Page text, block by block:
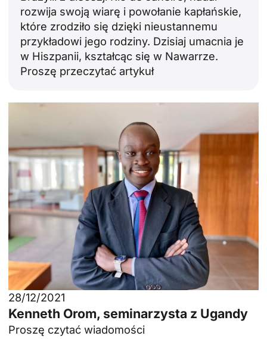
rozwija swoją wiarę i powołanie kapłańskie,
które zrodziło się dzięki nieustannemu
przykładowi jego rodziny. Dzisiaj umacnia je
w Hiszpanii, kształcąc się w Nawarrze.
Proszę przeczytać artykuł
28/12/2021
Kenneth Orom, seminarzysta z Ugandy
Proszę czytać wiadomości